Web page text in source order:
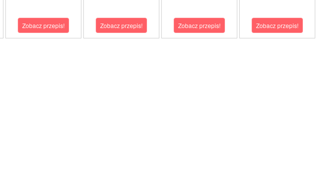
Zobacz przepis! Zobacz przepis! Zobacz przepis! Zobacz przepis!